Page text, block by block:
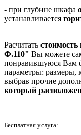
- при глубине шкафа
устанавливается
Расчитать
Ф.110" Вы можете
понравившуюся Вам
параметры: размеры,
выбрав прочие
который
Бесплатная услуга: